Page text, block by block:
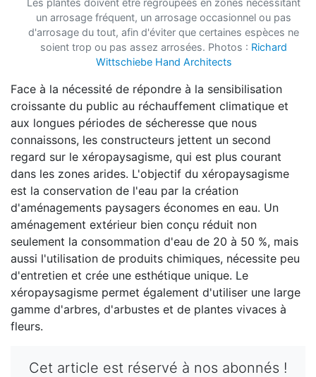
Les plantes doivent être regroupées en zones nécessitant
un arrosage fréquent, un arrosage occasionnel ou pas
d'arrosage du tout, afin d'éviter que certaines espèces ne
soient trop ou pas assez arrosées. Photos : Richard
Wittschiebe Hand Architects
Face à la nécessité de répondre à la sensibilisation
croissante du public au réchauffement climatique et
aux longues périodes de sécheresse que nous
connaissons, les constructeurs jettent un second
regard sur le xéropaysagisme, qui est plus courant
dans les zones arides. L'objectif du xéropaysagisme
est la conservation de l'eau par la création
d'aménagements paysagers économes en eau. Un
aménagement extérieur bien conçu réduit non
seulement la consommation d'eau de 20 à 50 %, mais
aussi l'utilisation de produits chimiques, nécessite peu
d'entretien et crée une esthétique unique. Le
xéropaysagisme permet également d'utiliser une large
gamme d'arbres, d'arbustes et de plantes vivaces à
fleurs.
Cet article est réservé à nos abonnés !